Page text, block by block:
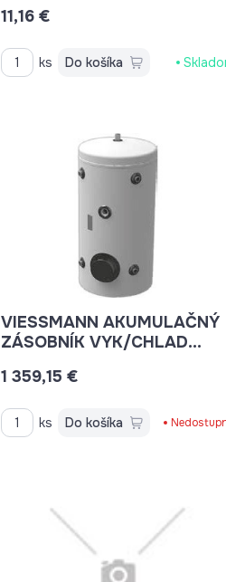
11,16 €
ks Do košíka
VIESSMANN AKUMULAČNÝ
ZÁSOBNÍK VYK/CHLAD
1/4"
1 359,15 €
ks Do košíka